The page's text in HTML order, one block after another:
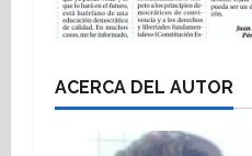
ACERCA DEL AUTOR